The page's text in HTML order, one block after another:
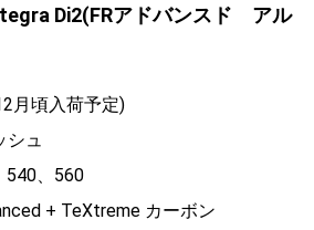
Di2(FRアドバンスド アル
月頃入荷予定)
シュ
540、560
+ TeXtreme カーボン